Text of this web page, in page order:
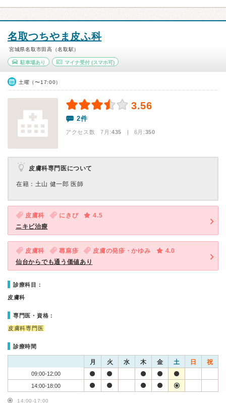
名取つちやま皮ふ科
宮城県名取市田高（名取駅）
駐車場あり マイナ受付(スマホ可)
土曜（〜17:00）
3.56
2件
アクセス数 7月:435 | 6月:350
皮膚科専門医について
在籍：土山 健一郎 医師
皮膚科 にきび
4.5
ニキビ治療
皮膚科 蕁麻疹 皮膚の発疹・かゆみ
4.0
仙台からでも通う価値あり
診療科目：
皮膚科
専門医・資格：
皮膚科専門医
診療時間
月 火 水 木 金 土 日 祝
09:00-12:00
14:00-18:00
14:00-17:00